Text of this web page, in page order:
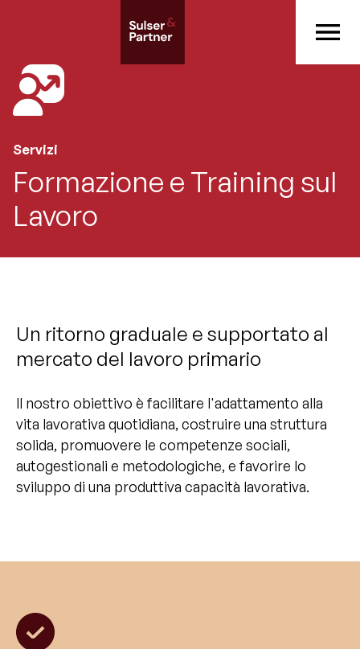
Servizi
Formazione e Training sul
Lavoro
Un ritorno graduale e supportato al
mercato del lavoro primario
Il nostro obiettivo è facilitare l'adattamento alla
vita lavorativa quotidiana, costruire una struttura
solida, promuovere le competenze sociali,
autogestionali e metodologiche, e favorire lo
sviluppo di una produttiva capacità lavorativa.